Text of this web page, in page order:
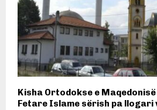
Kisha Ortodokse e
Fetare Islame sërish pa llogari